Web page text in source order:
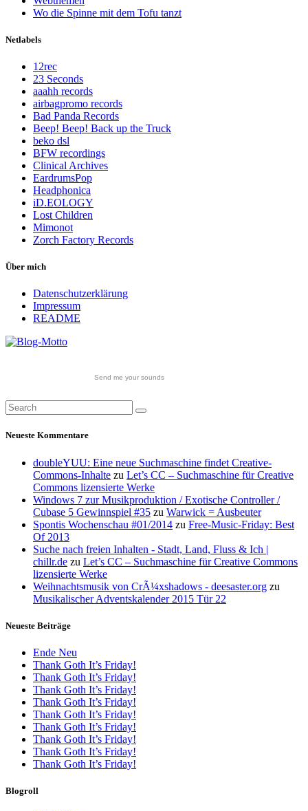
Wo die Spinne mit dem Tofu tanzt
Netlabels
12rec
23 Seconds
aaahh records
airbagpromo records
Bad Panda Records
Beep! Beep! Back up the Truck
beko dsl
BFW recordings
Clinical Archives
EardrumsPop
Headphonica
iD.EOLOGY
Lost Children
Mimonot
Zorch Factory Records
Über mich
Datenschutzerklärung
Impressum
README
Send me your sounds
Neueste Kommentare
doubleYUU: Eine neue Suchmaschine findet Creative-
Commons-Inhalte zu Let’s CC – Suchmaschine für Creative
Commons lizensierte Werke
Windows 7 zur Musikproduktion / Exotische Controller /
Cubase 5 Gewinnspiel #35 zu Warwick = Ausbeuter
Spontis Wochenschau #01/2014 zu Free-Music-Friday: Best
Of 2013
Suche nach freien Inhalten - Stadt, Land, Fluss & Ich |
chillr.de zu Let’s CC – Suchmaschine für Creative Commons
lizensierte Werke
Weihnachtsmusik von CrÃ¼xshadows - deesaster.org zu
Musikalischer Adventskalender 2015 Tür 22
Neueste Beiträge
Ende Neu
Thank Goth It’s Friday!
Thank Goth It’s Friday!
Thank Goth It’s Friday!
Thank Goth It’s Friday!
Thank Goth It’s Friday!
Thank Goth It’s Friday!
Thank Goth It’s Friday!
Thank Goth It’s Friday!
Thank Goth It’s Friday!
Blogroll